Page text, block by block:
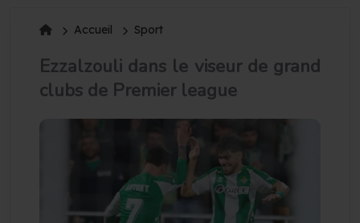
Accueil Sport
Ezzalzouli dans le viseur de grand
clubs de Premier league